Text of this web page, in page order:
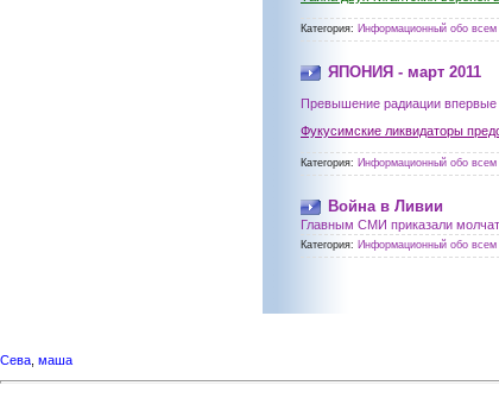
Категория: Информационный обо всем
ЯПОНИЯ - март 2011
Превышение радиации
Фукусимские ликвидаторы
Категория: Информационный обо всем
Война в Ливии
Главным СМИ приказали
Категория: Информационный обо всем
Сева маша